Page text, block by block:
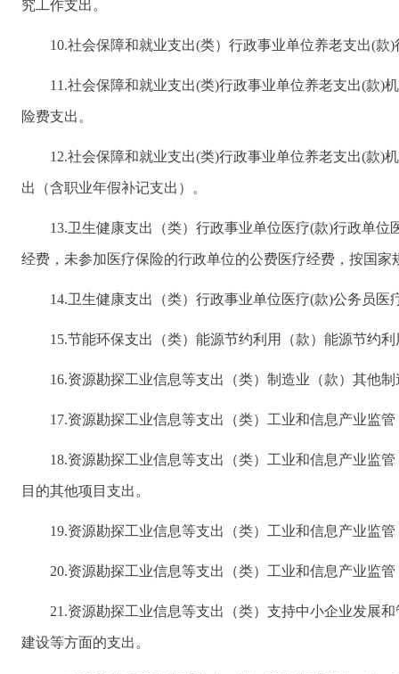
究工作支出。
10.社会保障和就业支出(类）行政事业单位养老支出(
11.社会保障和就业支出(类)行政事业单位养老支出(款)
险费支出。
12.社会保障和就业支出(类)行政事业单位养老支出(款)
出（含职业年假补记支出）。
13.卫生健康支出（类）行政事业单位医疗(款)行政单
经费，未参加医疗保险的行政单位的公费医疗经费，按国
14.卫生健康支出（类）行政事业单位医疗(款)公务员
15.节能环保支出（类）能源节约利用（款）能源节约
16.资源勘探工业信息等支出（类）制造业（款）其他
17.资源勘探工业信息等支出（类）工业和信息产业监
18.资源勘探工业信息等支出（类）工业和信息产业监
目的其他项目支出。
19.资源勘探工业信息等支出（类）工业和信息产业监
20.资源勘探工业信息等支出（类）工业和信息产业监
21.资源勘探工业信息等支出（类）支持中小企业发展
建设等方面的支出。